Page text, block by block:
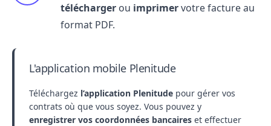
télécharger ou imprimervotre facture au
format PDF.
L'application mobile Plenitude
Téléchargez l’application Plenitude pour gérer vos
contrats où que vous soyez. Vous pouvez y
enregistrer vos coordonnées bancaires et effectuer